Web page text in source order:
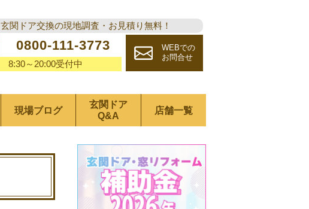
玄関ドア交換の現地調査・お見積り無料！
0800-111-3773
8:30～20:00受付中
WEBでの
お問合せ
現場ブログ
玄関ドア
Q&A
店舗一覧